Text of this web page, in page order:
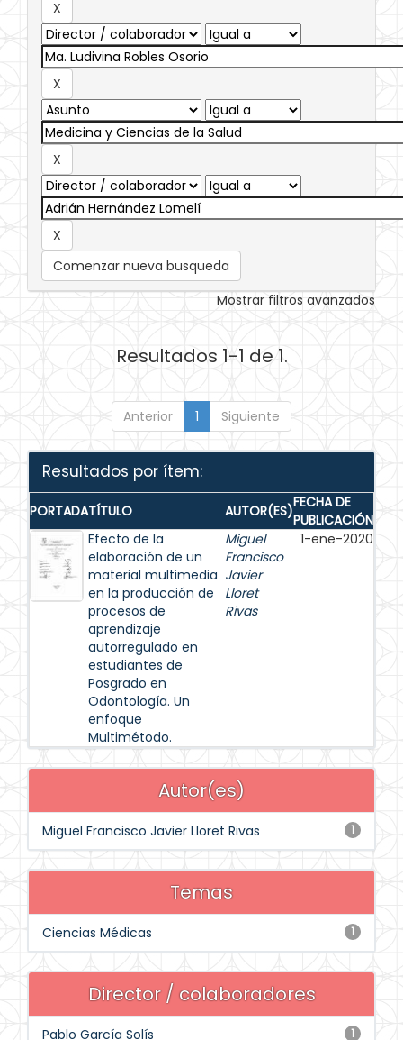
Comenzar nueva busqueda
Mostrar filtros avanzados
Resultados 1-1 de 1.
Anterior 1 Siguiente
Resultados por ítem:
PORTADATÍTULO AUTOR(ES)FECHA DE
PUBLICACIÓN
Efecto de la
elaboración de un
material multimedia
en la producción de
procesos de
aprendizaje
autorregulado en
estudiantes de
Posgrado en
Odontología. Un
enfoque
Multimétodo.
Miguel
Francisco
Javier
Lloret
Rivas
1-ene-2020
Autor(es)
1
Miguel Francisco Javier Lloret Rivas
Temas
1
Ciencias Médicas
Director / colaboradores
1
Pablo García Solís